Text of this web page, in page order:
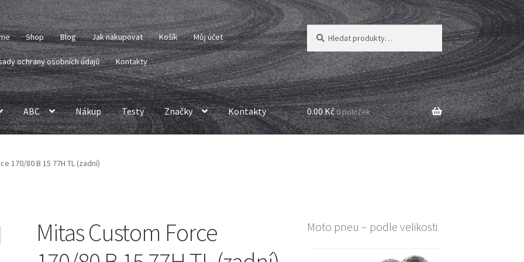
Shop Blog Jak nakupovat Košík Můj účet
ochrany osobních údajů Kontakty
Hledat:
Hledat
ABC Nákup Testy Značky Kontakty 0.00 Kč0 položek
170/80 B 15 77H TL (zadní)
Mitas Custom Force
Moto pneu – podle velikosti